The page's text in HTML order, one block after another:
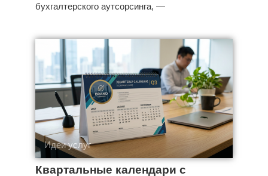
бухгалтерского аутсорсинга, —
Идеи услуг
Квартальные календари с